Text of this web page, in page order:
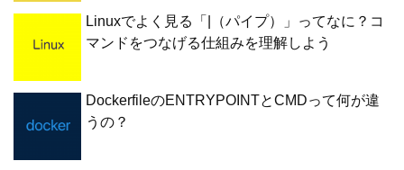
Linuxでよく見る「|（パイプ）」ってなに？コ
マンドをつなげる仕組みを理解しよう
DockerfileのENTRYPOINTとCMDって何が違
うの？